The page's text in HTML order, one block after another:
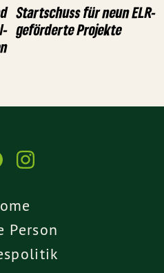
Startschuss für neun ELR-
geförderte Projekte
Person